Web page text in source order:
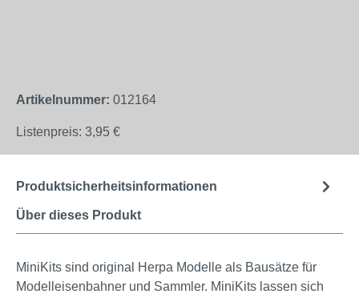
Artikelnummer: 012164
Listenpreis: 3,95 €
Über dieses Produkt
Produktsicherheitsinformationen
MiniKits sind original Herpa Modelle als Bausätze für
Modelleisenbahner und Sammler. MiniKits lassen sich